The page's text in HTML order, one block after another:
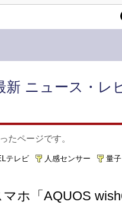
新 ニュース・レ
たページです。
テレビ 人感センサー 量
マホ「AQUOS